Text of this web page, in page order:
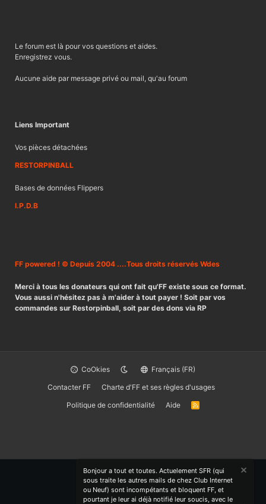
Le forum est là pour vos questions et aides.
Enregistrez vous.
Aucune aide par message privé ou mail, qu'au forum
Liens Important
Vos pièces détachées
RESTORPINBALL
Bases de données Flippers
I.P.D.B
FF powered ! © Depuis 2004 ....Tous droits réservés Wdes
Merci à tous les donateurs qui ont fait qu'FF existe sous ce format.
Vous aussi n'hésitez pas à m'aider à tout payer ! Soit par vos
commandes sur Restorpinball, soit par des dons via RP
CoOkies
Français (FR)
Contacter FF
Charte d'FF et ses règles d'usages
Politique de confidentialité
Aide
R
Bonjour a tout et toutes. Actuelement SFR (qui
sous traite les autres mails de chez Club Internet
ou Neuf) sont incompétants et bloquent FF, et
pourtant je leur ai déjà notifié leur soucis, avec le